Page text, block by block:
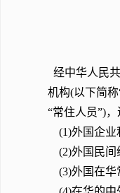
经中华人民
机构(以下简
“常住人员”)
(1)外国企业
(2)外国民间
(3)外国在华